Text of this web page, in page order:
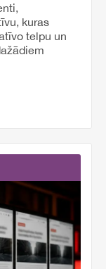
kuras
telpu un